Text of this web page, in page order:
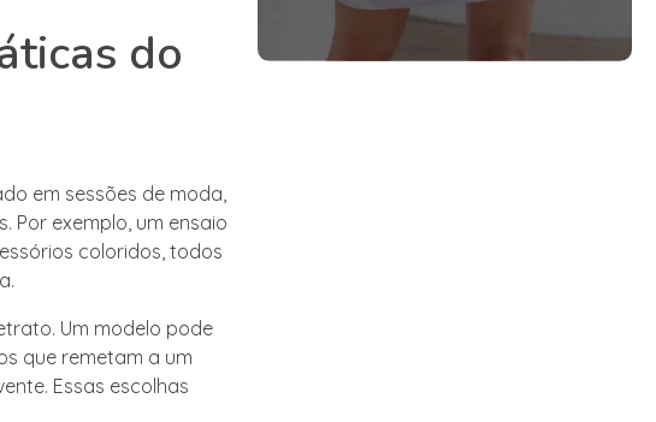
do
em sessões de moda,
Por exemplo, um ensaio
coloridos, todos
Um modelo pode
que remetam a um
Essas escolhas